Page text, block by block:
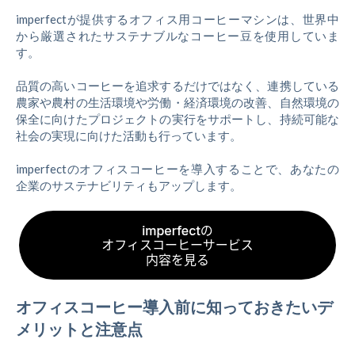
imperfectが提供するオフィス用コーヒーマシンは、世界中
から厳選されたサステナブルなコーヒー豆を使用していま
す。
品質の高いコーヒーを追求するだけではなく、連携している
農家や農村の生活環境や労働・経済環境の改善、自然環境の
保全に向けたプロジェクトの実行をサポートし、持続可能な
社会の実現に向けた活動も行っています。
imperfectのオフィスコーヒーを導入することで、あなたの
企業のサステナビリティもアップします。
オフィスコーヒー導入前に知っておきたいデ
メリットと注意点